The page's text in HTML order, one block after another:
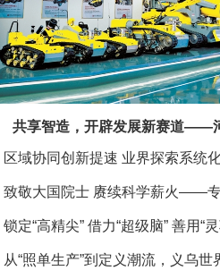
共享智造，开辟发展新赛道——